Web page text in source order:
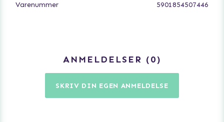
Varenummer
5901854507446
ANMELDELSER 0
SKRIV DIN EGEN ANMELDELSE